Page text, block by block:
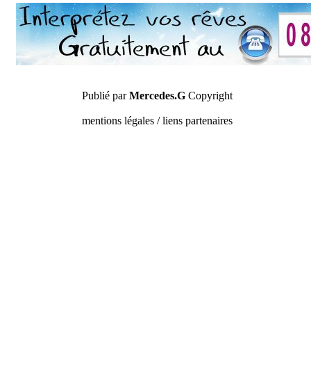
Publié parMercedes.GCopyright
mentions légales / liens partenaires